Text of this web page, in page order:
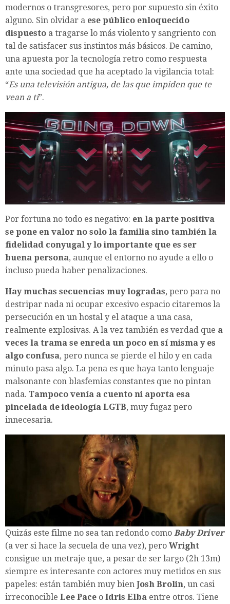
modernos o transgresores, pero por supuesto sin éxito
alguno. Sin olvidar a ese público enloquecido
dispuesto a tragarse lo más violento y sangriento con
tal de satisfacer sus instintos más básicos. De camino,
una apuesta por la tecnología retro como respuesta
ante una sociedad que ha aceptado la vigilancia total:
“Es una televisión antigua, de las que impiden que te
vean a ti”.
Por fortuna no todo es negativo: en la parte positiva
se pone en valor no solo la familia sino también la
fidelidad conyugal y lo importante que es ser
buena persona, aunque el entorno no ayude a ello o
incluso pueda haber penalizaciones.
Hay muchas secuencias muy logradas, pero para no
destripar nada ni ocupar excesivo espacio citaremos la
persecución en un hostal y el ataque a una casa,
realmente explosivas. A la vez también es verdad que a
veces la trama se enreda un poco en sí misma y es
algo confusa, pero nunca se pierde el hilo y en cada
minuto pasa algo. La pena es que haya tanto lenguaje
malsonante con blasfemias constantes que no pintan
nada. Tampoco venía a cuento ni aporta esa
pincelada de ideología LGTB, muy fugaz pero
innecesaria.
Quizás este filme no sea tan redondo como Baby Driver
(a ver si hace la secuela de una vez), pero Wright
consigue un metraje que, a pesar de ser largo (2h 13m)
siempre es interesante con actores muy metidos en sus
papeles: están también muy bien Josh Brolin, un casi
irreconocible Lee Pace o Idris Elba entre otros. Tiene